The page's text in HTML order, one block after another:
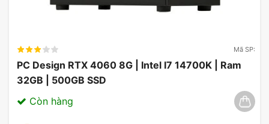
Mã SP:
PC Design RTX 4060 8G | Intel I7 14700K | Ram
32GB | 500GB SSD
Còn hàng